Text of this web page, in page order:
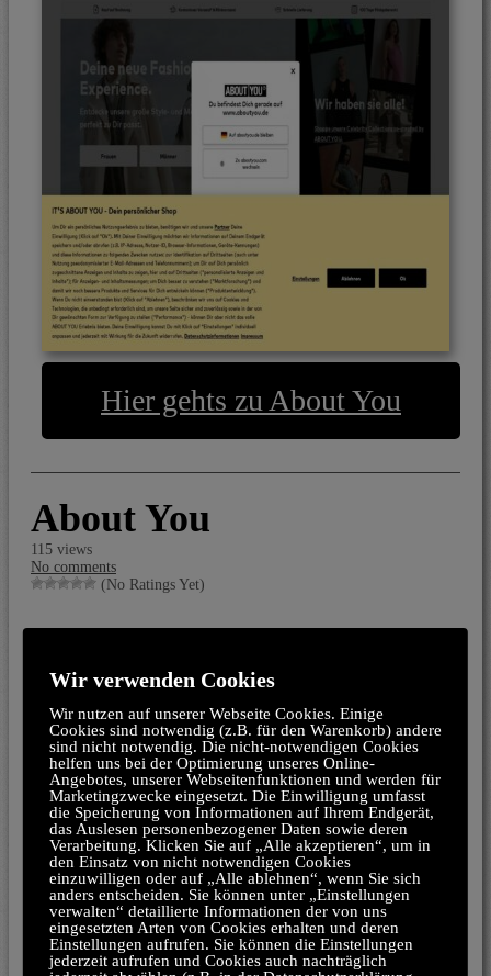
Hier gehts zu About You
About You
115 views
No comments
(No Ratings Yet)
Hinterlasse einen Kommentar zu About You:
Your email address will not be published.
Wir verwenden Cookies
Wir nutzen auf unserer Webseite Cookies. Einige
Cookies sind notwendig (z.B. für den Warenkorb) andere
sind nicht notwendig. Die nicht-notwendigen Cookies
helfen uns bei der Optimierung unseres Online-
Angebotes, unserer Webseitenfunktionen und werden für
Marketingzwecke eingesetzt. Die Einwilligung umfasst
die Speicherung von Informationen auf Ihrem Endgerät,
das Auslesen personenbezogener Daten sowie deren
Verarbeitung. Klicken Sie auf „Alle akzeptieren“, um in
den Einsatz von nicht notwendigen Cookies
einzuwilligen oder auf „Alle ablehnen“, wenn Sie sich
anders entscheiden. Sie können unter „Einstellungen
verwalten“ detaillierte Informationen der von uns
eingesetzten Arten von Cookies erhalten und deren
Einstellungen aufrufen. Sie können die Einstellungen
jederzeit aufrufen und Cookies auch nachträglich